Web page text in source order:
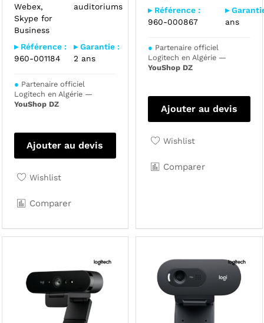
Webex,
Skype for
Business
auditoriums
▸ Référence :
960-001184
▸ Garantie :
2 ans
● Partenaire officiel
Logitech en Algérie —
YouShop DZ
Ajouter au devis
Wishlist
Comparer
▸ Référence :
960-000867
▸
ans
● Partenaire officiel
Logitech en Algérie —
YouShop DZ
Ajouter au devis
Wishlist
Comparer